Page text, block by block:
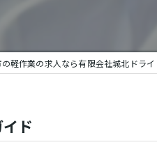
軽作業の求人なら有限会社城北ドライ
ド